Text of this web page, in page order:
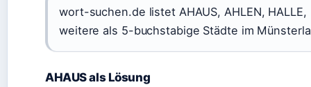
wort-suchen.de listet AHAUS, AHLEN, HALLE,
weitere als 5-buchstabige Städte im
AHAUS als Lösung